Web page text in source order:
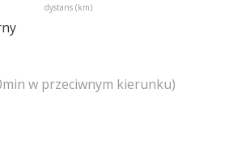
dystans (km)
w przeciwnym kierunku)